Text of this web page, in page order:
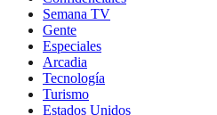
Semana TV
Gente
Especiales
Arcadia
Tecnología
Turismo
Estados Unidos